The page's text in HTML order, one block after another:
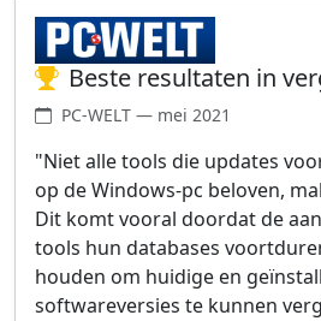
Beste resultaten in
PC-WELT — mei 2021
"Niet alle tools die updates
op de Windows-pc beloven,
Dit komt vooral doordat de
tools hun databases
houden om huidige en
softwareversies te kunnen